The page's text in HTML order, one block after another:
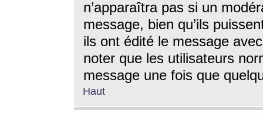
n’apparaîtra pas si un
message, bien qu’ils
ils ont édité le message
noter que les utilisateurs
message une fois que
Haut